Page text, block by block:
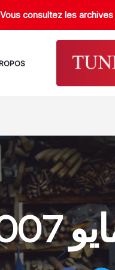
Vous consultez les